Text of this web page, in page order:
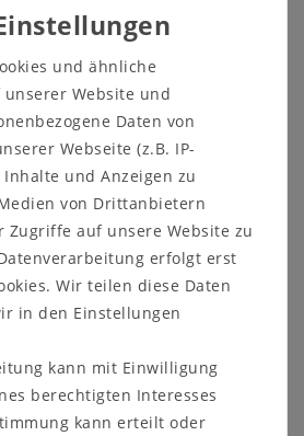
Schneller
05321 68599-0
weiteren Möbeln der Serie EVA
und ähnliche
Website und
Daten von
Webseite (z.B. IP-
Inhalte und Anzeigen zu
von Drittanbietern
Zugriffe auf unsere Website zu
erfolgt erst
Wir teilen diese Daten
in den Einstellungen
kann mit Einwilligung
berechtigten Interesses
kann erteilt oder